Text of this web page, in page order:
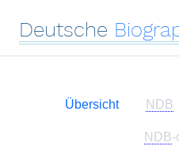
Deutsche
Übersicht NDB
NDB-